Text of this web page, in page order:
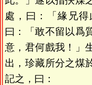
處，曰：「緣兄
曰：「敢不留以爲
意，君何戲我！」
出，珍藏所分之煤
記之，曰：